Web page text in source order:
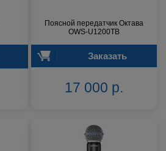
Поясной передатчик Октава
OWS-U1200TB
Заказать
17 000 р.